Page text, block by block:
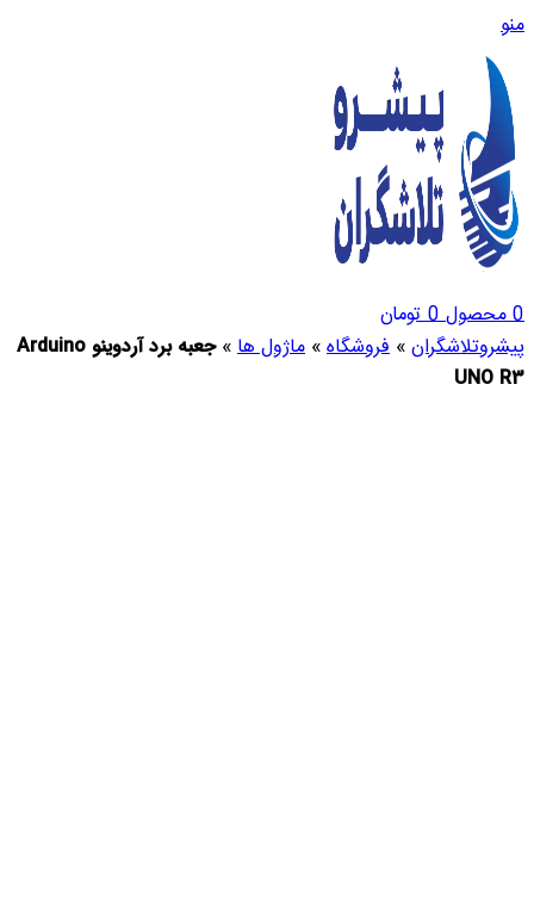
منو
0محصول0تومان
پیشروتلاشگران» فروشگاه» ماژول ها»
جعبه برد آردوینو Arduino
UNO R3